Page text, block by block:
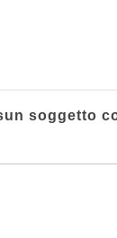
soggetto